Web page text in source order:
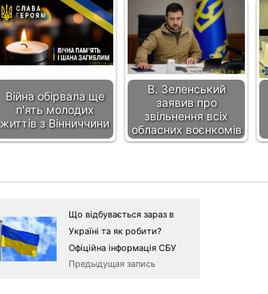
Війна обірвала ще
п'ять молодих
життів з Вінниччини
В. Зеленський
заявив про
звільнення всіх
обласних воєнкомів
Що відбувається зараз в
Україні та як робити?
Офіційна інформація СБУ
Предыдущая запись